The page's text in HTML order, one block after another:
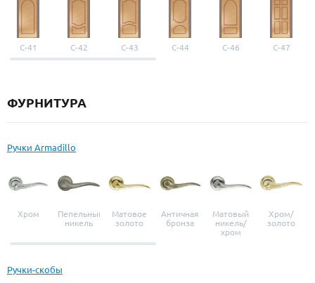
С-41 С-42 С-43 С-44 С-46 С-47
ФУРНИТУРА
Ручки Armadillo
Хром
Пепельный
никель
Матовое
золото
Античная
бронза
Матовый
никель/
хром
Хром/
золото
Ручки-скобы